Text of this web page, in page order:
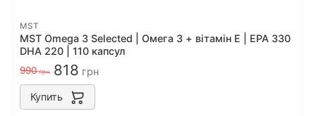
MST
MST Omega 3 Selected | Омега 3 + вітамін Е | EPA 330
DHA 220 | 110 капсул
990грн 818 грн
Купить